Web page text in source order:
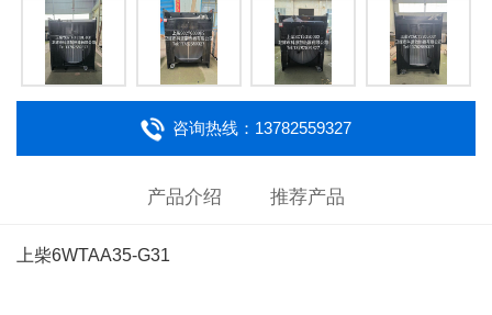
咨询热线：13782559327
产品介绍 推荐产品
上柴6WTAA35-G31